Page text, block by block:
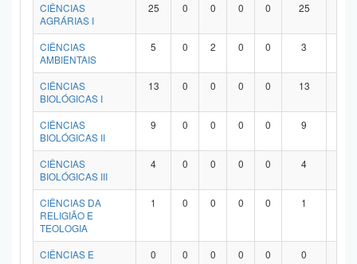
CIÊNCIAS
AGRÁRIAS I
25 0 0 0 0 25
CIÊNCIAS
AMBIENTAIS
5 0 2 0 0 3
CIÊNCIAS
BIOLÓGICAS I
13 0 0 0 0 13
CIÊNCIAS
BIOLÓGICAS II
9 0 0 0 0 9
CIÊNCIAS
BIOLÓGICAS III
4 0 0 0 0 4
CIÊNCIAS DA
RELIGIÃO E
TEOLOGIA
1 0 0 0 0 1
CIÊNCIAS E
0 0 0 0 0 0